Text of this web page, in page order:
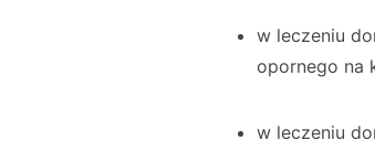
w leczeniu
opornego na
w leczeniu